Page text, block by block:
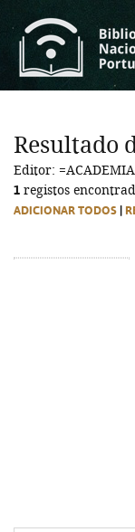
Resultado
Editor: =ACADEMIA
1 registos
ADICIONAR TODOS